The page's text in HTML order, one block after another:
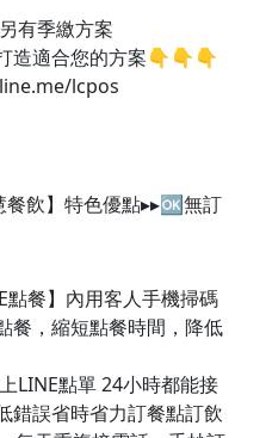
有季繳方案
造適合您的方案👇👇👇​
lcpos
餐飲】特色優點▸▸🆗無訂
點餐】內用客人手機掃碼
餐，縮短點餐時間，降低
LINE點單 24小時都能接
錯誤省時省力訂餐點訂飲